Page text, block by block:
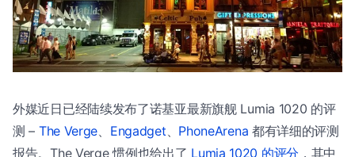
外媒近日已经陆续发布了诺基亚最新旗舰 Lumia 1020 的评
测 – The Verge、 Engadget、 PhoneArena 都有详细的评测
报告。The Verge 惯例也给出了 Lumia 1020 的评分 ，其中